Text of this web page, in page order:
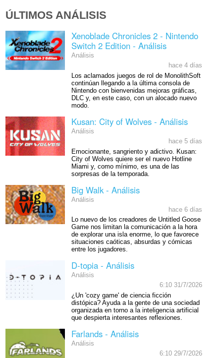
ÚLTIMOS ANÁLISIS
Xenoblade Chronicles 2 - Nintendo
Switch 2 Edition - Análisis
Análisis
hace 4 días
Los aclamados juegos de rol de MonolithSoft
continúan llegando a la última consola de
Nintendo con bienvenidas mejoras gráficas,
DLC y, en este caso, con un alocado nuevo
modo.
Kusan: City of Wolves - Análisis
Análisis
hace 5 días
Emocionante, sangriento y adictivo. Kusan:
City of Wolves quiere ser el nuevo Hotline
Miami y, como mínimo, es una de las
sorpresas de la temporada.
Big Walk - Análisis
Análisis
hace 6 días
Lo nuevo de los creadores de Untitled Goose
Game nos limitan la comunicación a la hora
de explorar una isla enorme, lo que favorece
situaciones caóticas, absurdas y cómicas
entre los jugadores.
D-topia - Análisis
Análisis
6:10 31/7/2026
¿Un 'cozy game' de ciencia ficción
distópica? Ayuda a la gente de una sociedad
organizada en torno a la inteligencia artificial
que despierta interesantes reflexiones.
Farlands - Análisis
Análisis
6:10 29/7/2026